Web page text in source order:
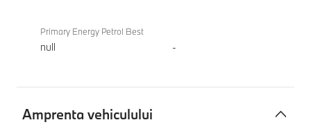
Primary Energy Petrol Best
null -
Amprenta vehiculului